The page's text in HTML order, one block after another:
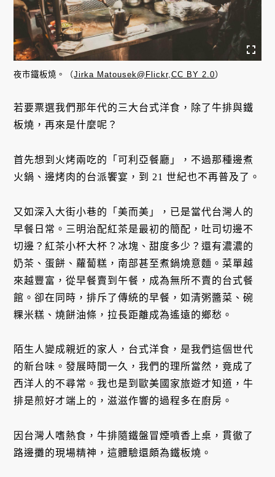
夜市鐵板燒。（Jirka Matousek@Flickr,CC BY 2.0）
若要票選我們那年代的三大台式洋食，除了牛排與鐵
板燒，再來是什麼呢？
首先想到火烤兩吃的「可利亞餐廳」，不過那種邊煮
火鍋、邊烤肉的台派饗宴，到 21 世紀也不再普及了。
又如深入大街小巷的「美而美」，已是當代台灣人的
早餐日常。三明治配紅茶是最初的簡配，吐司切邊不
切邊？紅茶小杯大杯？冰塊、甜度多少？還有濃濃的
奶茶、蛋餅、蘿蔔糕，南部甚至煮鍋燒意麵。菜單越
來越豐富，從早餐賣到午餐，成為無所不賣的台式餐
館。卻在同時，排斥了傳統的早餐，如清粥醬菜、碗
粿米糕、燒餅油條，拉長距離成為遙遠的鄉愁。
陌生人變成親近的家人，台式洋食，是我們這個世代
的新台味。發展時間一久，我們的理所當然，竟成了
西洋人的不尋常。我也是到歐美國家旅遊才知道，牛
排是煎好才端上的，滋滋作響的過程多在廚房。
因台灣人嗜熱食，牛排隨鐵盤冒煙噴香上桌，貫徹了
路邊攤的現場精神，這體驗還頗為鐵板燒。